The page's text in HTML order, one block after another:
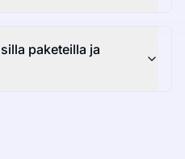
paketeilla ja